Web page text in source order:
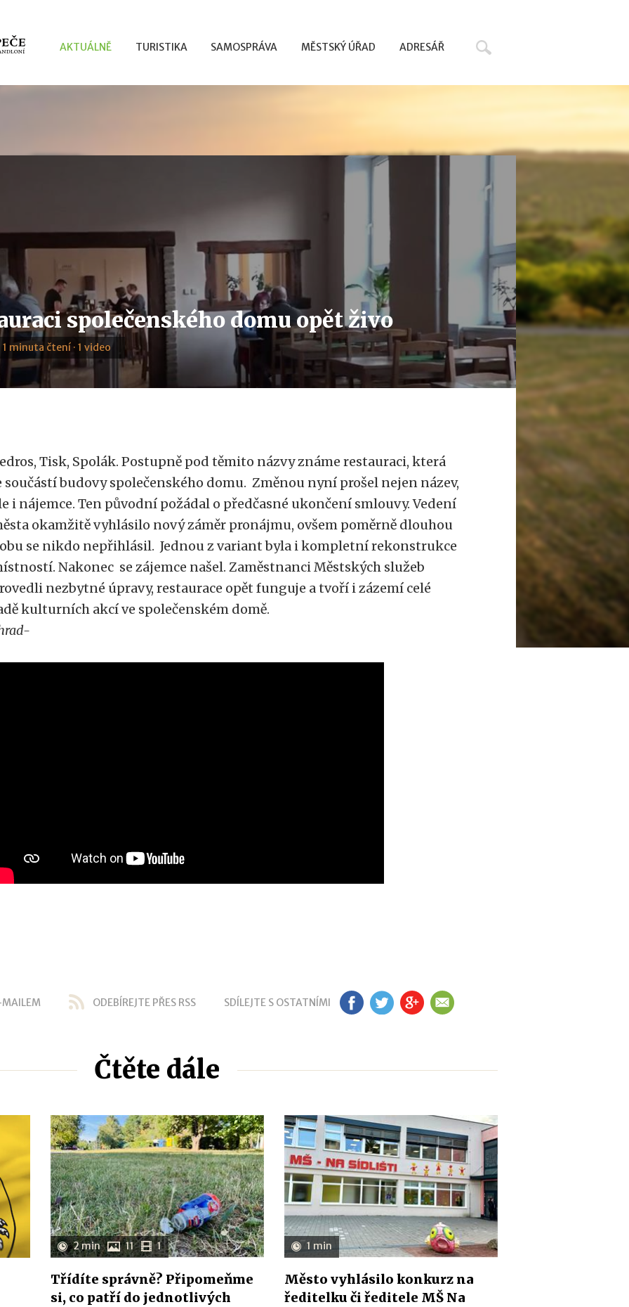
AKTUÁLNĚ TURISTIKA SAMOSPRÁVA MĚSTSKÝ ÚŘAD ADRESÁŘ
společenského domu opět živo
1 minuta čtení · 1 video
Tisk, Spolák. Postupně pod těmito názvy známe restauraci, která
součástí budovy společenského domu. Změnou nyní prošel nejen název,
i nájemce. Ten původní požádal o předčasné ukončení smlouvy. Vedení
okamžitě vyhlásilo nový záměr pronájmu, ovšem poměrně dlouhou
se nikdo nepřihlásil. Jednou z variant byla i kompletní rekonstrukce
Nakonec se zájemce našel. Zaměstnanci Městských služeb
nezbytné úpravy, restaurace opět funguje a tvoří i zázemí celé
kulturních akcí ve společenském domě.
ODEBÍREJTE PŘES RSS SDÍLEJTE S OSTATNÍMI FB TW GP EM
Čtěte dále
2 min 11 1
Třídíte správně? Připomeňme
si, co patří do jednotlivých
1 min
Město vyhlásilo konkurz na
ředitelku či ředitele MŠ Na